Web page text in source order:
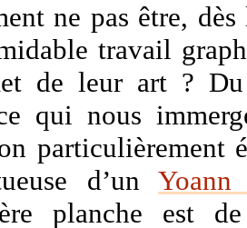
ne pas être,
travail
de leur art ?
qui nous
particulièrement
d’un
planche est